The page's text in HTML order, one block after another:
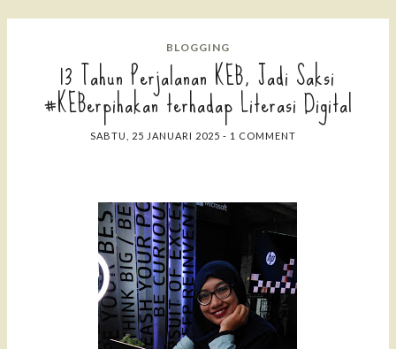
BLOGGING
13 Tahun Perjalanan KEB, Jadi Saksi
#KEBerpihakan terhadap Literasi Digital
SABTU, 25 JANUARI 2025 - 1 COMMENT